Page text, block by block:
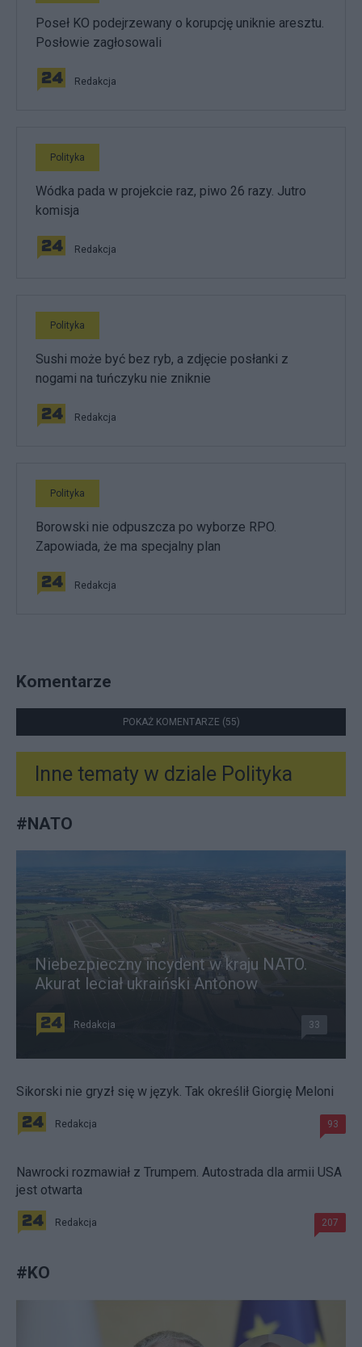
Poseł KO podejrzewany o korupcję uniknie aresztu.
Posłowie zagłosowali
Redakcja
Polityka
Wódka pada w projekcie raz, piwo 26 razy. Jutro
komisja
Redakcja
Polityka
Sushi może być bez ryb, a zdjęcie posłanki z
nogami na tuńczyku nie zniknie
Redakcja
Polityka
Borowski nie odpuszcza po wyborze RPO.
Zapowiada, że ma specjalny plan
Redakcja
Komentarze
POKAŻ KOMENTARZE (55)
Inne tematy w dziale Polityka
#NATO
Niebezpieczny incydent w kraju NATO.
Akurat leciał ukraiński Antonow
Redakcja 33
Sikorski nie gryzł się w język. Tak określił Giorgię Meloni
Redakcja 93
Nawrocki rozmawiał z Trumpem. Autostrada dla armii USA
jest otwarta
Redakcja 207
#KO